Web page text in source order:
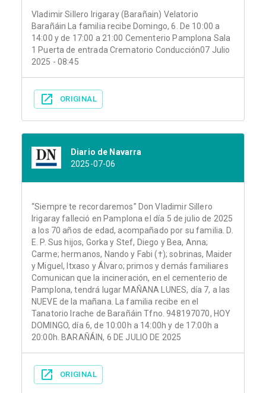
Vladimir Sillero Irigaray (Barañain) Velatorio
Barañáin La familia recibe Domingo, 6. De 10:00 a
14:00 y de 17:00 a 21:00 Cementerio Pamplona Sala
1 Puerta de entrada Crematorio Conducción07 Julio
2025 - 08:45
ORIGINAL
Diario de Navarra
2025-07-06
“Siempre te recordaremos” Don Vladimir Sillero
Irigaray falleció en Pamplona el día 5 de julio de 2025
a los 70 años de edad, acompañado por su familia. D.
E. P. Sus hijos, Gorka y Stef, Diego y Bea, Anna;
Carme; hermanos, Nando y Fabi (†); sobrinas, Maider
y Miguel, Itxaso y Álvaro; primos y demás familiares
Comunican que la incineración, en el cementerio de
Pamplona, tendrá lugar MAÑANA LUNES, día 7, a las
NUEVE de la mañana. La familia recibe en el
Tanatorio Irache de Barañáin Tfno. 948197070, HOY
DOMINGO, día 6, de 10:00h a 14:00h y de 17:00h a
20:00h. BARAÑÁIN, 6 DE JULIO DE 2025
ORIGINAL